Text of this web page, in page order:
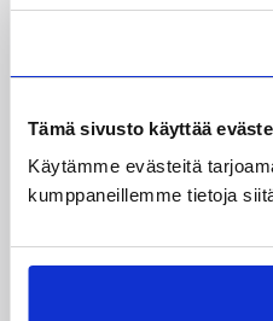
Tämä sivusto käyttää
Käytämme evästeitä
kumppaneillemme tietoja